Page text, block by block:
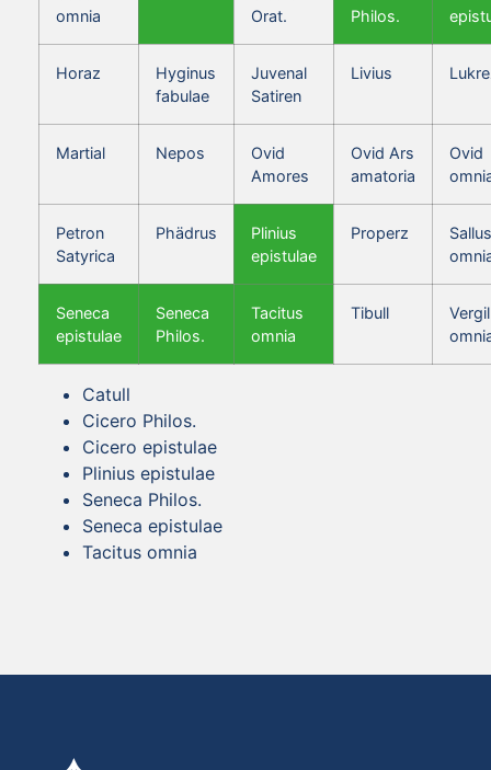
omnia
Orat.
Philos.
Horaz
Hyginus
fabulae
Juvenal
Satiren
Livius
Martial Nepos
Ovid
Amores
Ovid Ars
amatoria
Ovid
Petron
Satyrica
Phädrus
Plinius
epistulae
Properz
Seneca
epistulae
Seneca
Philos.
Tacitus
omnia
Tibull
Vergil
Catull
Cicero Philos.
Cicero epistulae
Plinius epistulae
Seneca Philos.
Seneca epistulae
Tacitus omnia